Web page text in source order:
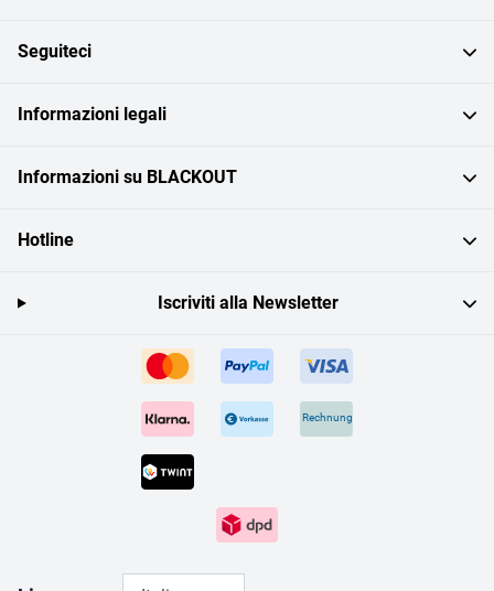
Seguiteci
Informazioni legali
Informazioni su BLACKOUT
Hotline
Rechnung
Iscriviti alla Newsletter